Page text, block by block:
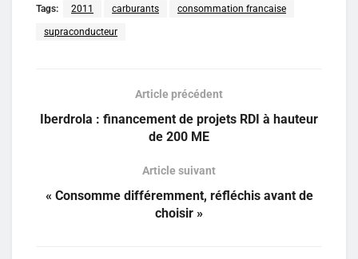
Tags: 2011 carburants consommation francaise
supraconducteur
Article précédent
Iberdrola : financement de projets RDI à hauteur
de 200 ME
Article suivant
« Consomme différemment, réfléchis avant de
choisir »